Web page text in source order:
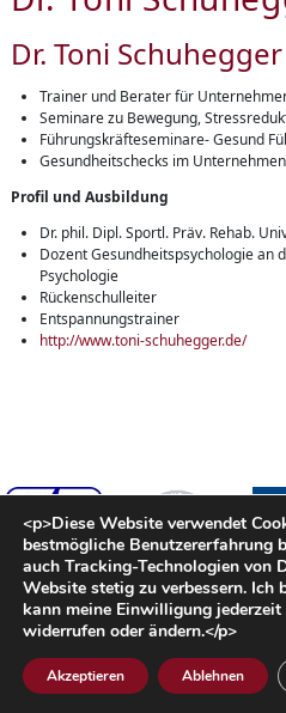
Dr. Toni Schuhegger
Trainer und Berater für
Seminare zu Bewegung,
Führungskräfteseminare- Gesund
Gesundheitschecks im Unternehmen
Profil und Ausbildung
Dr. phil. Dipl. Sportl. Präv. Rehab.
Dozent Gesundheitspsychologie an
Psychologie
Rückenschulleiter
Entspannungstrainer
http://www.toni-schuhegger.de/
weitere Informationen rufen Sie uns
oder schicken Sie uns eine E-Mail
© 2026 Training for Health. All rights reserved.
Impressum
<p>Diese Website verwendet
bestmögliche Benutzererfahrung
auch Tracking-Technologien von
Website stetig zu verbessern. Ich
kann meine Einwilligung
widerrufen oder ändern.</p>
Akzeptieren Ablehnen